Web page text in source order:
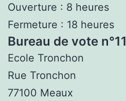
Ouverture : 8 heures
Fermeture : 18 heures
Bureau de vote n°11
Ecole Tronchon
Rue Tronchon
77100 Meaux